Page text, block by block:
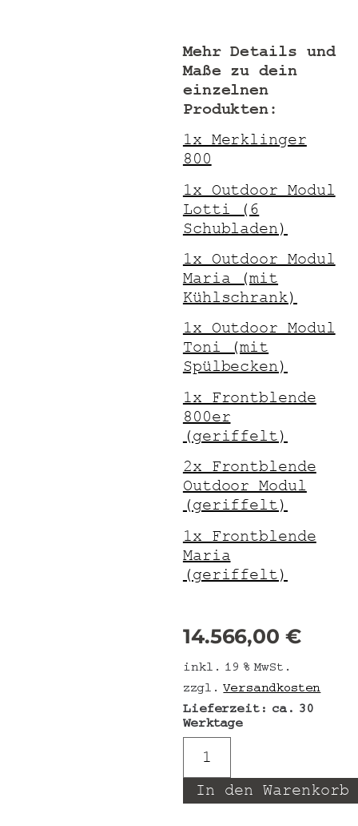
Mehr Details und
Maße zu dein
einzelnen
Produkten:
1x Merklinger
800
1x Outdoor Modul
Lotti (6
Schubladen)
1x Outdoor Modul
Maria (mit
Kühlschrank)
1x Outdoor Modul
Toni (mit
Spülbecken)
1x Frontblende
800er
(geriffelt)
2x Frontblende
Outdoor Modul
(geriffelt)
1x Frontblende
Maria
(geriffelt)
14.566,00€
inkl. 19 % MwSt.
zzgl.Versandkosten
Lieferzeit: ca. 30
Werktage
In den Warenkorb